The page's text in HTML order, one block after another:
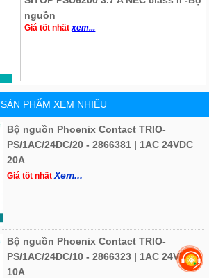
nguồn
Giá tốt nhấtxem...
SẢN PHẨM XEM NHIỀU
Bộ nguồn Phoenix Contact TRIO-
PS/1AC/24DC/20 - 2866381 | 1AC 24VDC
20A
Giá tốt nhấtXem...
Bộ nguồn Phoenix Contact TRIO-
PS/1AC/24DC/10 - 2866323 | 1AC 24VDC
10A